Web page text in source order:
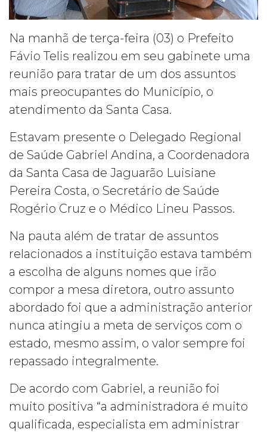
Na manhã de terça-feira (03) o Prefeito
Fávio Telis realizou em seu gabinete uma
reunião para tratar de um dos assuntos
mais preocupantes do Município, o
atendimento da Santa Casa.
Estavam presente o Delegado Regional
de Saúde Gabriel Andina, a Coordenadora
da Santa Casa de Jaguarão Luisiane
Pereira Costa, o Secretário de Saúde
Rogério Cruz e o Médico Lineu Passos.
Na pauta além de tratar de assuntos
relacionados a instituição estava também
a escolha de alguns nomes que irão
compor a mesa diretora, outro assunto
abordado foi que a administração anterior
nunca atingiu a meta de serviços com o
estado, mesmo assim, o valor sempre foi
repassado integralmente.
De acordo com Gabriel, a reunião foi
muito positiva “a administradora é muito
qualificada, especialista em administrar